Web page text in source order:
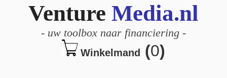
Venture Media.nl
- uw toolbox naar financiering -
Winkelmand (0)